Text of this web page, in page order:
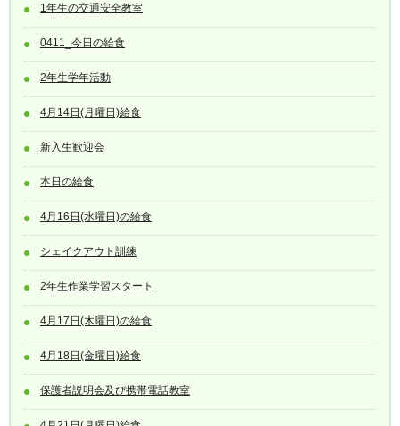
1年生の交通安全教室
0411_今日の給食
2年生学年活動
4月14日(月曜日)給食
新入生歓迎会
本日の給食
4月16日(水曜日)の給食
シェイクアウト訓練
2年生作業学習スタート
4月17日(木曜日)の給食
4月18日(金曜日)給食
保護者説明会及び携帯電話教室